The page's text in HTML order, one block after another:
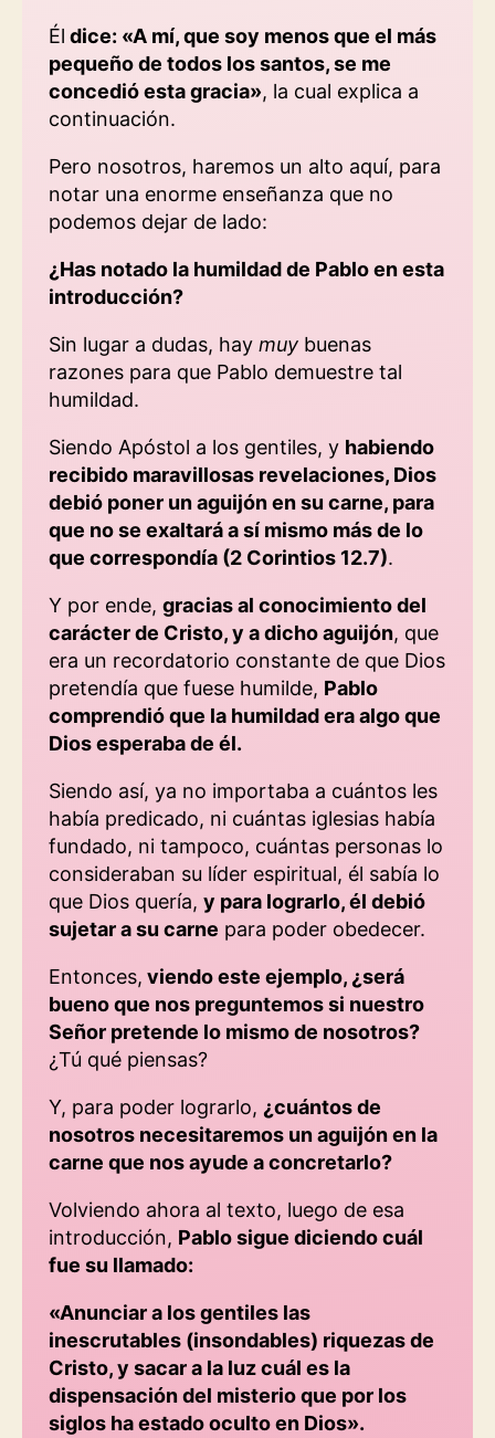
Él dice: «A mí, que soy menos que el más
pequeño de todos los santos, se me
concedió esta gracia», la cual explica a
continuación.
Pero nosotros, haremos un alto aquí, para
notar una enorme enseñanza que no
podemos dejar de lado:
¿Has notado la humildad de Pablo en esta
introducción?
Sin lugar a dudas, hay muy buenas
razones para que Pablo demuestre tal
humildad.
Siendo Apóstol a los gentiles, y habiendo
recibido maravillosas revelaciones, Dios
debió poner un aguijón en su carne, para
que no se exaltará a sí mismo más de lo
que correspondía (2 Corintios 12.7).
Y por ende, gracias al conocimiento del
carácter de Cristo, y a dicho aguijón, que
era un recordatorio constante de que Dios
pretendía que fuese humilde, Pablo
comprendió que la humildad era algo que
Dios esperaba de él.
Siendo así, ya no importaba a cuántos les
había predicado, ni cuántas iglesias había
fundado, ni tampoco, cuántas personas lo
consideraban su líder espiritual, él sabía lo
que Dios quería, y para lograrlo, él debió
sujetar a su carne para poder obedecer.
Entonces, viendo este ejemplo, ¿será
bueno que nos preguntemos si nuestro
Señor pretende lo mismo de nosotros?
¿Tú qué piensas?
Y, para poder lograrlo, ¿cuántos de
nosotros necesitaremos un aguijón en la
carne que nos ayude a concretarlo?
Volviendo ahora al texto, luego de esa
introducción, Pablo sigue diciendo cuál
fue su llamado:
«Anunciar a los gentiles las
inescrutables (insondables) riquezas de
Cristo, y sacar a la luz cuál es la
dispensación del misterio que por los
siglos ha estado oculto en Dios».